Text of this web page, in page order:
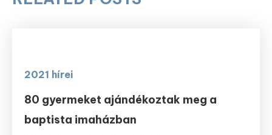
2021 hírei
80 gyermeket ajándékoztak meg a
baptista imaházban